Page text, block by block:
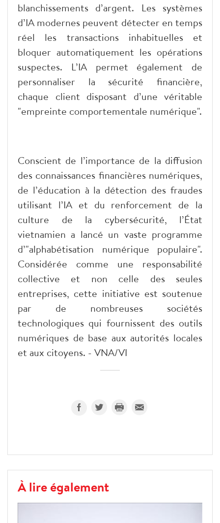
blanchissements d’argent. Les systèmes
d’IA modernes peuvent détecter en temps
réel les transactions inhabituelles et
bloquer automatiquement les opérations
suspectes. L’IA permet également de
personnaliser la sécurité financière,
chaque client disposant d’une véritable
"empreinte comportementale numérique".
Conscient de l’importance de la diffusion
des connaissances financières numériques,
de l’éducation à la détection des fraudes
utilisant l’IA et du renforcement de la
culture de la cybersécurité, l’État
vietnamien a lancé un vaste programme
d’"alphabétisation numérique populaire".
Considérée comme une responsabilité
collective et non celle des seules
entreprises, cette initiative est soutenue
par de nombreuses sociétés
technologiques qui fournissent des outils
numériques de base aux autorités locales
et aux citoyens. - VNA/VI
À lire également